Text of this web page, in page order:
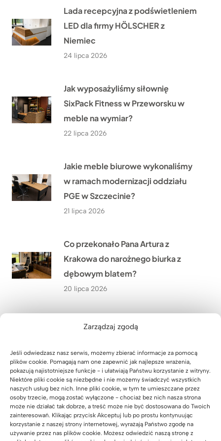
Zarządzaj zgodą
Jeśli odwiedzasz nasz serwis, możemy zbierać informacje za pomocą
plików cookie. Pomagają nam one zapewnić jak najlepsze wrażenia,
pokazują najistotniejsze funkcje - i ułatwiają Państwu korzystanie z witryny.
Niektóre pliki cookie są niezbędne i nie możemy świadczyć wszystkich
naszych usług bez nich. Inne pliki cookie, w tym te umieszczane przez
osoby trzecie, mogą zostać wyłączone - chociaż bez nich nasza strona
może nie działać tak dobrze, a treść może nie być dostosowana do Twoich
zainteresowań. Klikając przycisk Akceptuj lub po prostu kontynuując
korzystanie z naszej strony internetowej, wyrażają Państwo zgodę na
używanie przez nas plików cookie. Możesz odwiedzić naszą stronę z
Lada recepcyjna z podświetleniem
LED dla firmy HÖLSCHER z
Niemiec
24 lipca 2026
Jak wyposażyliśmy siłownię
SixPack Fitness w Przeworsku w
meble na wymiar?
22 lipca 2026
Jakie meble biurowe wykonaliśmy
w ramach modernizacji oddziału
PGE w Szczecinie?
21 lipca 2026
Co przekonało Pana Artura z
Krakowa do narożnego biurka z
dębowym blatem?
20 lipca 2026
Jak urządzić nowoczesny gabinet
Pana Wojciecha z Biłgoraja
19 lipca 2026
Jak dopasowaliśmy biurko
regulowane do wnęki w domu Pana
Grzegorza niedaleko Rzeszowa?